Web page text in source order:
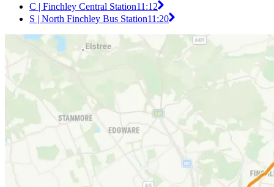
C | Finchley Central Station11:12
S | North Finchley Bus Station11:20